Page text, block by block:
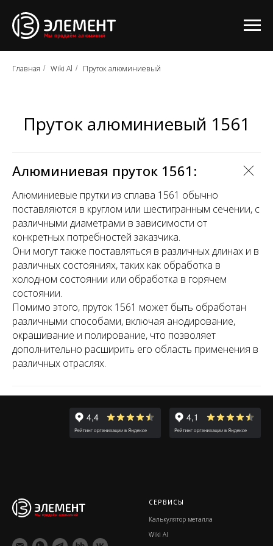
Главная / Wiki Al / Пруток алюминиевый
Пруток алюминиевый 1561
Алюминиевая пруток 1561:
Алюминиевые прутки из сплава 1561 обычно
поставляются в круглом или шестигранным сечении, с
различными диаметрами в зависимости от
конкретных потребностей заказчика.
Они могут также поставляться в различных длинах и в
различных состояниях, таких как обработка в
холодном состоянии или обработка в горячем
состоянии.
Помимо этого, пруток 1561 может быть обработан
различными способами, включая анодирование,
окрашивание и полирование, что позволяет
дополнительно расширить его область применения в
различных отраслях.
СЕРВИСЫ
Калькулятор металла
Wiki Al